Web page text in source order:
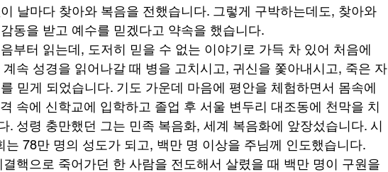
날마다 찾아와 복음을 전했습니다. 그렇게 구박하는데도, 찾아와
동을 받고 예수를 믿겠다고 약속을 했습니다.
부터 읽는데, 도저히 믿을 수 없는 이야기로 가득 차 있어 처음에
속 성경을 읽어나갈 때 병을 고치시고, 귀신을 쫓아내시고, 죽은 자
믿게 되었습니다. 기도 가운데 마음에 평안을 체험하면서 몸속에
속에 신학교에 입학하고 졸업 후 서울 변두리 대조동에 천막을 치
. 성령 충만했던 그는 민족 복음화, 세계 복음화에 앞장섰습니다. 시
는 78만 명의 성도가 되고, 백만 명 이상을 주님께 인도했습니다.
핵으로 죽어가던 한 사람을 전도해서 살렸을 때 백만 명이 구원을